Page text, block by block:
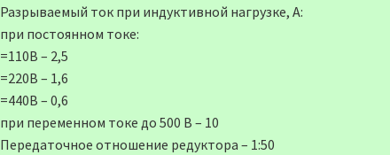
Разрываемый ток при индуктивной нагрузке, А:
при постоянном токе:
=110В – 2,5
=220В – 1,6
=440В – 0,6
при переменном токе до 500 В – 10
Передаточное отношение редуктора – 1:50